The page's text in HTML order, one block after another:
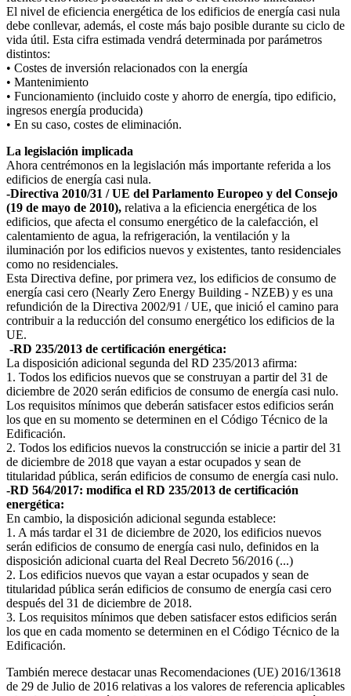
El nivel de eficiencia energética de los edificios de energía casi nula
debe conllevar, además, el coste más bajo posible durante su ciclo de
vida útil. Esta cifra estimada vendrá determinada por parámetros
distintos:
• Costes de inversión relacionados con la energía
• Mantenimiento
• Funcionamiento (incluido coste y ahorro de energía, tipo edificio,
ingresos energía producida)
• En su caso, costes de eliminación.
La legislación implicada
Ahora centrémonos en la legislación más importante referida a los
edificios de energía casi nula.
-Directiva 2010/31 / UE del Parlamento Europeo y del Consejo
(19 de mayo de 2010), relativa a la eficiencia energética de los
edificios, que afecta el consumo energético de la calefacción, el
calentamiento de agua, la refrigeración, la ventilación y la
iluminación por los edificios nuevos y existentes, tanto residenciales
como no residenciales.
Esta Directiva define, por primera vez, los edificios de consumo de
energía casi cero (Nearly Zero Energy Building - NZEB) y es una
refundición de la Directiva 2002/91 / UE, que inició el camino para
contribuir a la reducción del consumo energético los edificios de la
UE.
-RD 235/2013 de certificación energética:
La disposición adicional segunda del RD 235/2013 afirma:
1. Todos los edificios nuevos que se construyan a partir del 31 de
diciembre de 2020 serán edificios de consumo de energía casi nulo.
Los requisitos mínimos que deberán satisfacer estos edificios serán
los que en su momento se determinen en el Código Técnico de la
Edificación.
2. Todos los edificios nuevos la construcción se inicie a partir del 31
de diciembre de 2018 que vayan a estar ocupados y sean de
titularidad pública, serán edificios de consumo de energía casi nulo.
-RD 564/2017: modifica el RD 235/2013 de certificación
energética:
En cambio, la disposición adicional segunda establece:
1. A más tardar el 31 de diciembre de 2020, los edificios nuevos
serán edificios de consumo de energía casi nulo, definidos en la
disposición adicional cuarta del Real Decreto 56/2016 (...)
2. Los edificios nuevos que vayan a estar ocupados y sean de
titularidad pública serán edificios de consumo de energía casi cero
después del 31 de diciembre de 2018.
3. Los requisitos mínimos que deben satisfacer estos edificios serán
los que en cada momento se determinen en el Código Técnico de la
Edificación.
También merece destacar unas Recomendaciones (UE) 2016/13618
de 29 de Julio de 2016 relativas a los valores de referencia aplicables